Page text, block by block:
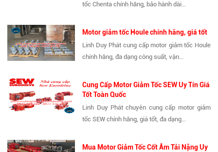
tốc Chenta chính hãng, bảo hành dài...
Motor giảm tốc Houle chính hãng, giá tốt
Linh Duy Phát cung cấp motor giảm tốc Houle
chính hãng, đa dạng công suất, vận...
Cung Cấp Motor Giảm Tốc SEW Uy Tín Giá
Tốt Toàn Quốc
Linh Duy Phát chuyên cung cấp motor giảm
tốc SEW chính hãng, giá tốt, đa dạng...
Mua Motor Giảm Tốc Cốt Âm Tải Nặng Uy